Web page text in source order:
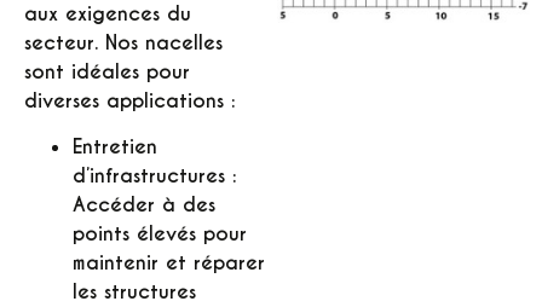
aux exigences du
secteur. Nos nacelles
sont idéales pour
diverses applications :
Entretien
d’infrastructures :
Accéder à des
points élevés pour
maintenir et réparer
les structures